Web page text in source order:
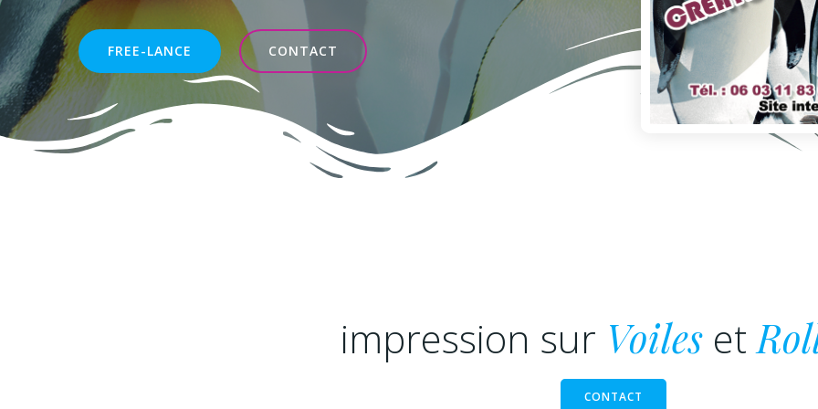
FREE-LANCE CONTACT
impression sur Voiles et
CONTACT